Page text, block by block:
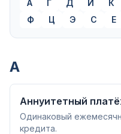
А Г Д И К
Ф
Ц Э C E
А
Аннуитетный
Одинаковый
кредита.